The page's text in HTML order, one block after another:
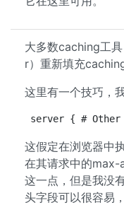
大多数caching工
r）重新填充caching
这里有一个技巧，
server { # Other
这假定在浏览器中
在其请求中的
这一点，但是我没
头字段可以很容易